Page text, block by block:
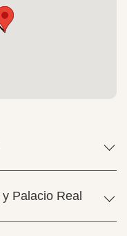
Palacio Real